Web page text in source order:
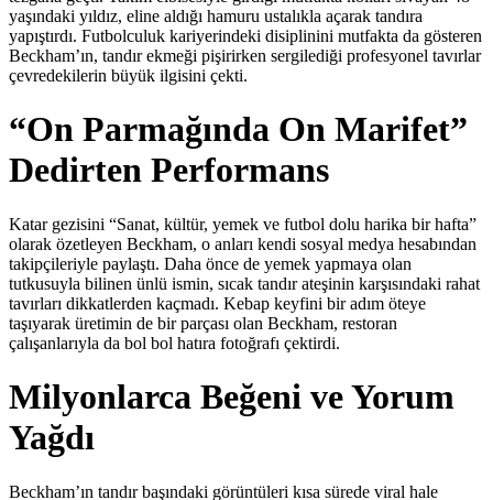
yaşındaki yıldız, eline aldığı hamuru ustalıkla açarak tandıra
yapıştırdı. Futbolculuk kariyerindeki disiplinini mutfakta da gösteren
Beckham’ın, tandır ekmeği pişirirken sergilediği profesyonel tavırlar
çevredekilerin büyük ilgisini çekti.
“On Parmağında On Marifet”
Dedirten Performans
Katar gezisini “Sanat, kültür, yemek ve futbol dolu harika bir hafta”
olarak özetleyen Beckham, o anları kendi sosyal medya hesabından
takipçileriyle paylaştı. Daha önce de yemek yapmaya olan
tutkusuyla bilinen ünlü ismin, sıcak tandır ateşinin karşısındaki rahat
tavırları dikkatlerden kaçmadı. Kebap keyfini bir adım öteye
taşıyarak üretimin de bir parçası olan Beckham, restoran
çalışanlarıyla da bol bol hatıra fotoğrafı çektirdi.
Milyonlarca Beğeni ve Yorum
Yağdı
Beckham’ın tandır başındaki görüntüleri kısa sürede viral hale